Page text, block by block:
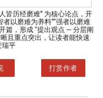
皆历经磨难” 为核心论点，开
者以磨难为养料”“强者以磨难
篇，形成 “提出观点 — 分层阐
且重点突出，让读者能快速
瑞平
打赏作者